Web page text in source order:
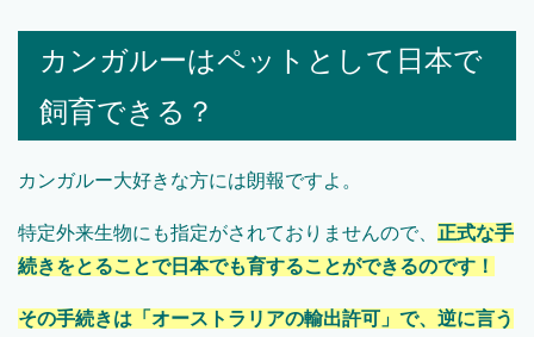
カンガルーはペットとして日本で
飼育できる？
カンガルー大好きな方には朗報ですよ。
特定外来生物にも指定がされておりませんので、 正式な手
続きをとることで日本でも育することができるのです！
その手続きは「オーストラリアの輸出許可」で、逆に言う